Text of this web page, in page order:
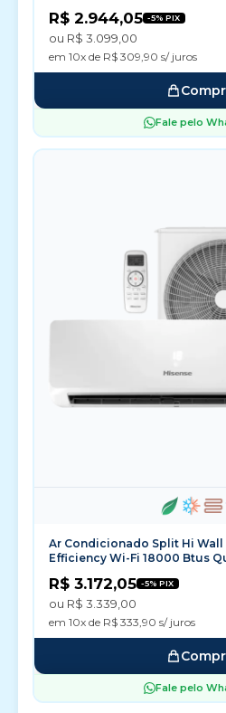
R$ 2.944,05 -5% PIX
ou R$ 3.099,00
em 10x de R$ 309,90 s/ juros
Fale pelo
Ar Condicionado Split Hi Wall
Efficiency Wi-Fi 18000 Btus
R$ 3.172,05 -5% PIX
ou R$ 3.339,00
em 10x de R$ 333,90 s/ juros
Fale pelo